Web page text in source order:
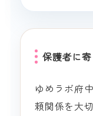
保護者に
ゆめラボ府
頼関係を大